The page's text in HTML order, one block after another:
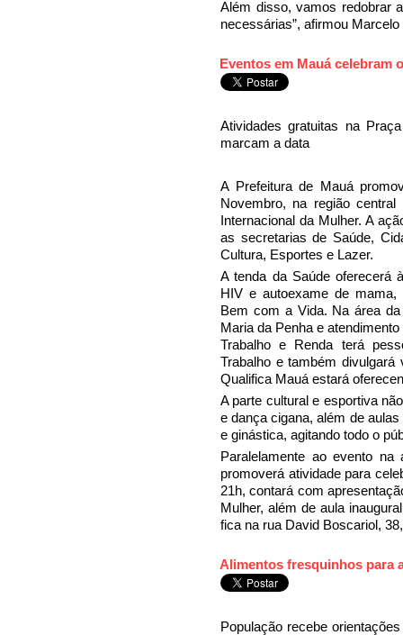
Além disso, vamos redobrar
necessárias”, afirmou
Eventos em Mauá celebram
Atividades gratuitas na
marcam a data
A Prefeitura de Mauá
Novembro, na região
Internacional da Mulher. A
as secretarias de Saúde,
Cultura, Esportes e Lazer.
A tenda da Saúde oferecerá
HIV e autoexame de
Bem com a Vida. Na área
Maria da Penha e
Trabalho e Renda terá
Trabalho e também
Qualifica Mauá estará
A parte cultural e esportiva
e dança cigana, além de
e ginástica, agitando todo o
Paralelamente ao evento
promoverá atividade para
21h, contará com
Mulher, além de aula
fica na rua David Boscariol,
Alimentos fresquinhos para
População recebe